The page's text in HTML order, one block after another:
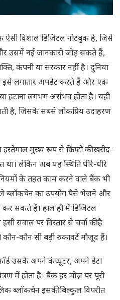
ऐसी विशाल डिजिटल नोटबुक है, जिसे
उसमें नई जानकारी जोड़ सकते हैं,
कंपनी या सरकार नहीं है। दुनिया
इसे लगातार अपडेट करते हैं और एक
हटाना लगभग असंभव होता है। यही
है, जिसके सबसे लोकप्रिय उदाहरण
मुख्य रूप से क्रिप्टो की खरीद-
था। लेकिन अब यह स्थिति धीरे-धीरे
के तहत काम करने वाले बैंक भी
ब्लॉकचेन का उपयोग पैसे भेजने और
सकते हैं। हाल ही में डिजिटल
सवाल पर विस्तार से चर्चा की है
कौन सी बड़ी रुकावटें मौजूद हैं।
उसके अपने कंप्यूटर, अपने डेटा
में होता है। बैंक हर चीज़ पर पूरी
ब्लॉकचेन इसकी बिल्कुल विपरीत